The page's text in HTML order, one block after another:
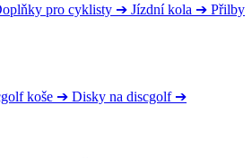
pro cyklisty ➔ Jízdní kola ➔ Přilby
koše ➔ Disky na discgolf ➔